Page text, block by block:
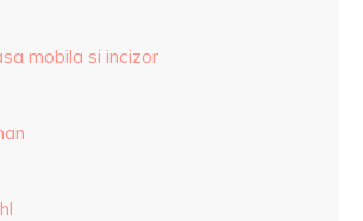
mobila si incizor